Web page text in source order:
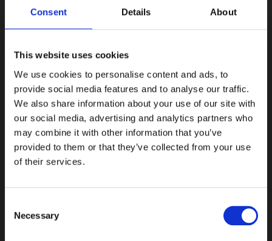
Consent Details About
This website uses cookies
We use cookies to personalise content and ads, to
provide social media features and to analyse our traffic.
We also share information about your use of our site with
our social media, advertising and analytics partners who
may combine it with other information that you’ve
provided to them or that they’ve collected from your use
of their services.
Selection
Necessary
precision ta fram detaljer direkt från era 3D-
geometrier där bara fysikens lagar sätter
gränserna för vad som är möjligt. Dessutom
erbjuder vi snabba leveranstider – beställ online
och få leverans inom 5 dagar.
Vad är CNC-fräsning?
precision. Vår 5-axliga CNC-fräs gör det möjligt att
skapa avancerade komponenter i material som stål